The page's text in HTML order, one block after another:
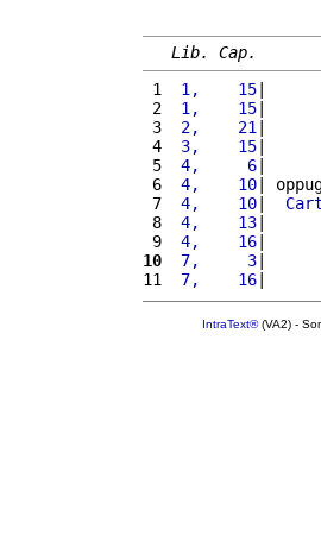
Lib. Cap.
1
1,    15
2
1,    15|
3
2,    21
4
3,    15
5
4,     6|
6
4,    10|
7
4,    10|
8
4,    13|
9
4,    16
10
7,     3|
11
7,    16|
IntraText®(VA2) -